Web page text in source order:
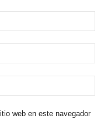
web en este navegador